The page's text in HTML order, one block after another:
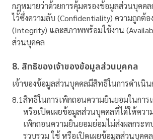
กฎหมายว่าด้วยการคุ้มครองข้อมูลส่วนบุคค
ไว้ซึ่งความลับ (Confidentiality) ความถูกต้อ
(Integrity) และสภาพพร้อมใช้งาน
ส่วนบุคคล
8. สิทธิของเจ้าของข้อมูลส่วนบุคคล
เจ้าของข้อมูลส่วนบุคคลมีสิทธิในการดำเนิ
8.1สิทธิในการเพิกถอนความยินยอมในการ
หรือเปิดเผยข้อมูลส่วนบุคคลที่ได้ให้ควา
เพิกถอนความยินยอมย่อมไม่ส่งผลกระท
รวบรวม ใช้ หรือเปิดเผยข้อมูลส่วนบุคค